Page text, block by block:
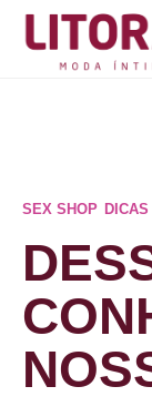
Pular
SEX SHOP,